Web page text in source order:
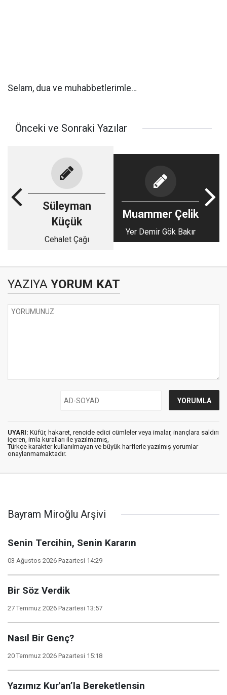
Selam, dua ve muhabbetlerimle…
Önceki ve Sonraki Yazılar
Süleyman
Küçük
Cehalet Çağı
Muammer Çelik
Yer Demir Gök Bakır
YAZIYA YORUM KAT
UYARI: Küfür, hakaret, rencide edici cümleler veya imalar, inançlara saldırı
içeren, imla kuralları ile yazılmamış,
Türkçe karakter kullanılmayan ve büyük harflerle yazılmış yorumlar
onaylanmamaktadır.
Bayram Miroğlu Arşivi
Senin Tercihin, Senin Kararın
03 Ağustos 2026 Pazartesi 14:29
Bir Söz Verdik
27 Temmuz 2026 Pazartesi 13:57
Nasıl Bir Genç?
20 Temmuz 2026 Pazartesi 15:18
Yazımız Kur'an’la Bereketlensin